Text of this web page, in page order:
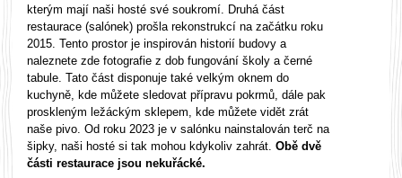
kterým mají naši hosté své soukromí. Druhá část
restaurace (salónek) prošla rekonstrukcí na začátku roku
2015. Tento prostor je inspirován historií budovy a
naleznete zde fotografie z dob fungování školy a černé
tabule. Tato část disponuje také velkým oknem do
kuchyně, kde můžete sledovat přípravu pokrmů, dále pak
proskleným ležáckým sklepem, kde můžete vidět zrát
naše pivo. Od roku 2023 je v salónku nainstalován terč na
šipky, naši hosté si tak mohou kdykoliv zahrát. Obě dvě
části restaurace jsou nekuřácké.